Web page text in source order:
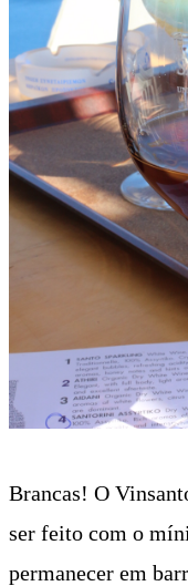
Brancas! O
ser feito com o
permanecer em